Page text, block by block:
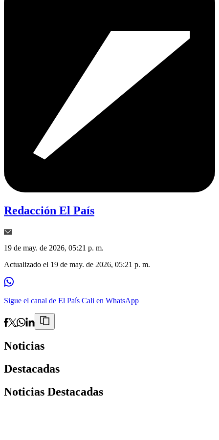
Redacción El País
19 de may. de 2026, 05:21 p. m.
Actualizado el 19 de may. de 2026, 05:21 p. m.
Sigue el canal de El País Cali en WhatsApp
Noticias
Destacadas
Noticias Destacadas